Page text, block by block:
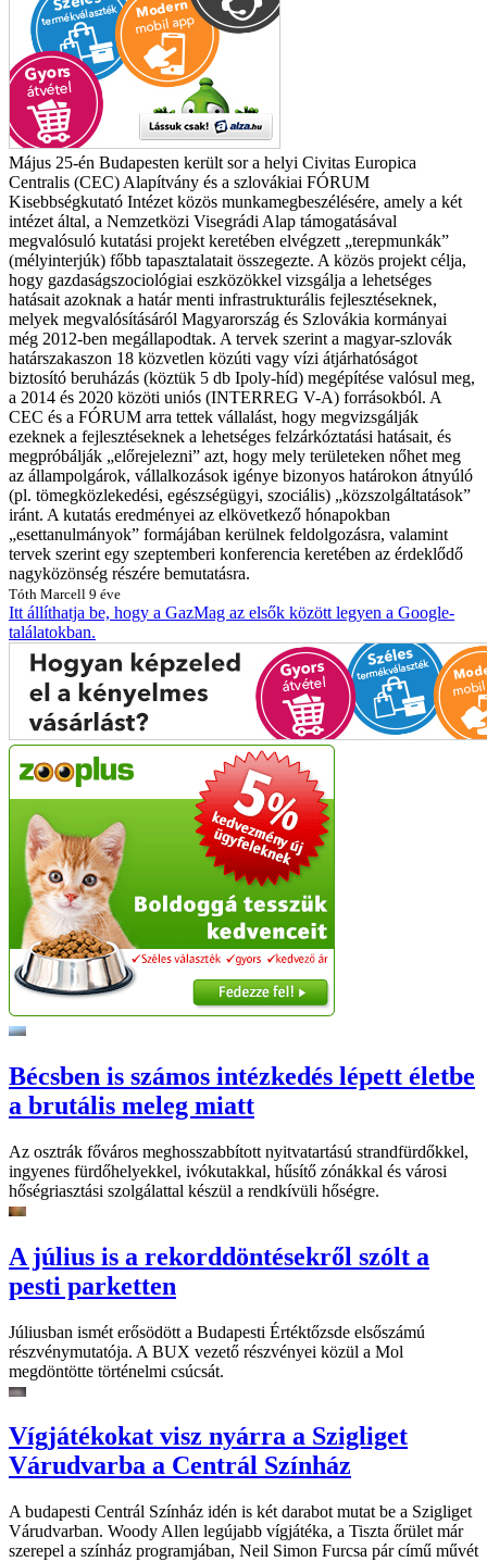
Május 25-én Budapesten került sor a helyi Civitas Europica
Centralis (CEC) Alapítvány és a szlovákiai FÓRUM
Kisebbségkutató Intézet közös munkamegbeszélésére, amely a két
intézet által, a Nemzetközi Visegrádi Alap támogatásával
megvalósuló kutatási projekt keretében elvégzett „terepmunkák”
(mélyinterjúk) főbb tapasztalatait összegezte. A közös projekt célja,
hogy gazdaságszociológiai eszközökkel vizsgálja a lehetséges
hatásait azoknak a határ menti infrastrukturális fejlesztéseknek,
melyek megvalósításáról Magyarország és Szlovákia kormányai
még 2012-ben megállapodtak. A tervek szerint a magyar-szlovák
határszakaszon 18 közvetlen közúti vagy vízi átjárhatóságot
biztosító beruházás (köztük 5 db Ipoly-híd) megépítése valósul meg,
a 2014 és 2020 közöti uniós (INTERREG V-A) forrásokból. A
CEC és a FÓRUM arra tettek vállalást, hogy megvizsgálják
ezeknek a fejlesztéseknek a lehetséges felzárkóztatási hatásait, és
megpróbálják „előrejelezni” azt, hogy mely területeken nőhet meg
az állampolgárok, vállalkozások igénye bizonyos határokon átnyúló
(pl. tömegközlekedési, egészségügyi, szociális) „közszolgáltatások”
iránt. A kutatás eredményei az elkövetkező hónapokban
„esettanulmányok” formájában kerülnek feldolgozásra, valamint
tervek szerint egy szeptemberi konferencia keretében az érdeklődő
nagyközönség részére bemutatásra.
Tóth Marcell 9 éve
Itt állíthatja be, hogy a GazMag az elsők között legyen a Google-
találatokban.
Bécsben is számos intézkedés lépett életbe
a brutális meleg miatt
Az osztrák főváros meghosszabbított nyitvatartású strandfürdőkkel,
ingyenes fürdőhelyekkel, ivókutakkal, hűsítő zónákkal és városi
hőségriasztási szolgálattal készül a rendkívüli hőségre.
A július is a rekorddöntésekről szólt a
pesti parketten
Júliusban ismét erősödött a Budapesti Értéktőzsde elsőszámú
részvénymutatója. A BUX vezető részvényei közül a Mol
megdöntötte történelmi csúcsát.
Vígjátékokat visz nyárra a Szigliget
Várudvarba a Centrál Színház
A budapesti Centrál Színház idén is két darabot mutat be a Szigliget
Várudvarban. Woody Allen legújabb vígjátéka, a Tiszta őrület már
szerepel a színház programjában, Neil Simon Furcsa pár című művét